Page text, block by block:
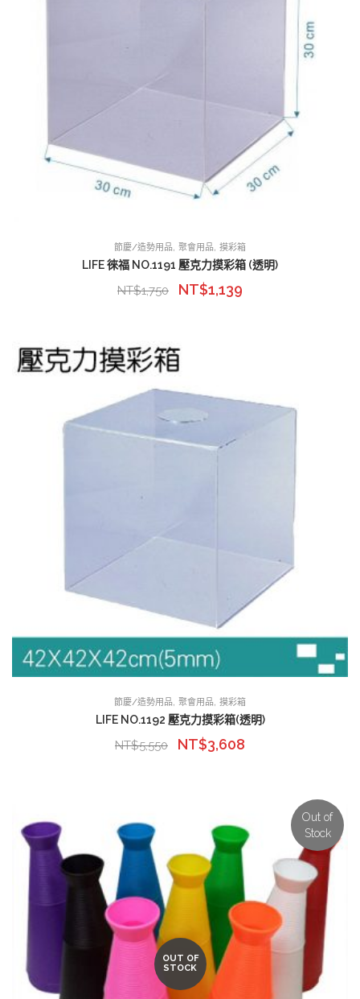
節慶/造勢用品 聚會用品 摸彩箱
LIFE 徠福 NO.1191 壓克力摸彩箱 (透明)
NT$1,750 NT$1,139
節慶/造勢用品 聚會用品 摸彩箱
LIFE NO.1192 壓克力摸彩箱(透明)
NT$5,550 NT$3,608
Out of
Stock
OUT OF
STOCK